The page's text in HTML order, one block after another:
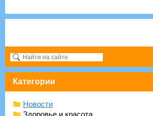
Категории
Новости
Здоровье и красота